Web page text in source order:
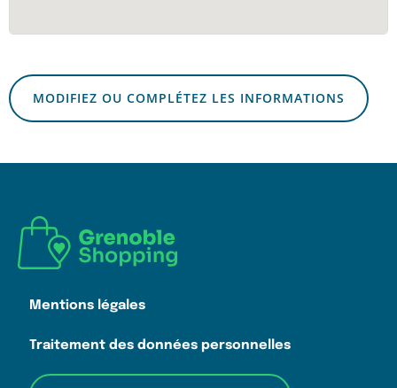
MODIFIEZ OU COMPLÉTEZ LES INFORMATIONS
Mentions légales
Traitement des données personnelles